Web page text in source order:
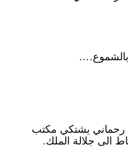
يشتكي مكتب
الى جلالة الملك.